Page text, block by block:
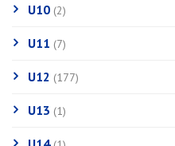
U10 (2)
U11 (7)
U12 (177)
U13 (1)